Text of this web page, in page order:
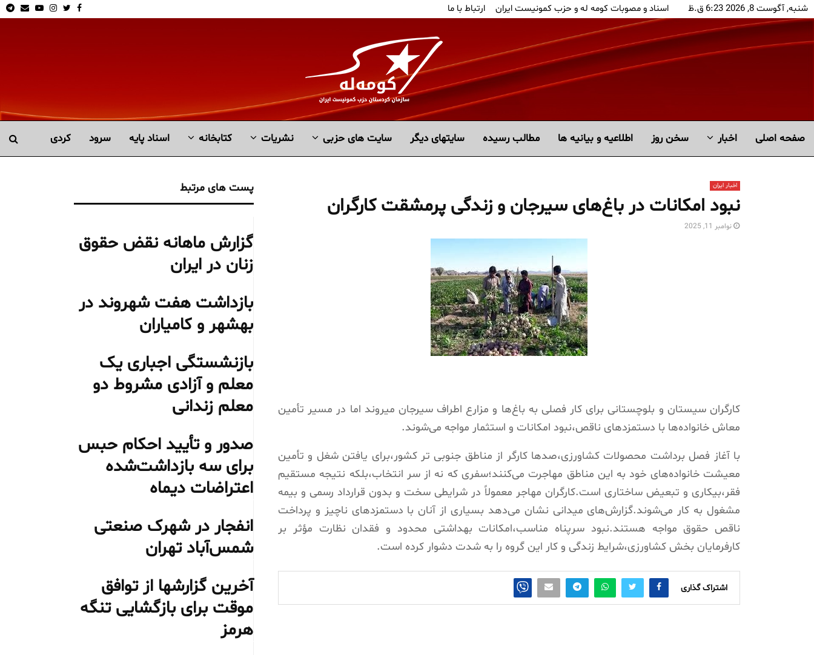
شنبه, آگوست 8, 2026 6:23 ق.ظ اسناد و مصوبات کومه له و حزب کمونیست ایران ارتباط با ما Facebook
Twitter
Instagram
Youtube
Email
صفحه اصلی اخبار سخن روز اطلاعیه و بیانیه ها مطالب رسیده سايتهاى ديگر سایت های حزبی نشریات کتابخانە اسناد پایه سرود کردی
اخبار ایران
نبود امکانات در باغ‌های سیرجان و زندگی پرمشقت کارگران
نوامبر 11, 2025
کارگران سیستان و بلوچستانی برای کار فصلی به باغ‌ها و مزارع اطراف سیرجان میروند اما در مسیر تأمین
معاش خانواده‌ها با دستمزدهای ناقص،نبود امکانات و استثمار مواجه می‌شوند.
با آغاز فصل برداشت محصولات کشاورزی،صدها کارگر از مناطق جنوبی تر کشور،برای یافتن شغل و تأمین
معیشت خانواده‌های خود به این مناطق مهاجرت می‌کنند؛سفری که نه از سر انتخاب،بلکه نتیجه مستقیم
فقر،بیکاری و تبعیض ساختاری است.کارگران مهاجر معمولاً در شرایطی سخت و بدون قرارداد رسمی و بیمه
مشغول به کار می‌شوند.گزارش‌های میدانی نشان می‌دهد بسیاری از آنان با دستمزدهای ناچیز و پرداخت
ناقص حقوق مواجه هستند.نبود سرپناه مناسب،امکانات بهداشتی محدود و فقدان نظارت مؤثر بر
کارفرمایان بخش کشاورزی،شرایط زندگی و کار این گروه را به شدت دشوار کرده است.
اشتراک گذاری
پست های مرتبط
گزارش ماهانه نقض حقوق
زنان در ایران
بازداشت هفت شهروند در
بهشهر و کامیاران
بازنشستگی اجباری یک
معلم و آزادی مشروط دو
معلم زندانی
صدور و تأیید احکام حبس
برای سه بازداشت‌شده
اعتراضات دیماه
انفجار در شهرک صنعتی
شمس‌آباد تهران
آخرین گزارشها از توافق
موقت برای بازگشایی تنگه
هرمز